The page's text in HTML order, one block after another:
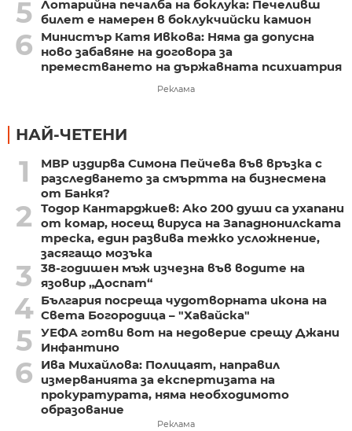
5 Лотарийна печалба на боклука: Печеливш
билет е намерен в боклукчийски камион
6
Министър Катя Ивкова: Няма да допусна
ново забавяне на договора за
преместването на държавната психиатрия
Реклама
НАЙ-ЧЕТЕНИ
1
МВР издирва Симона Пейчева във връзка с
разследването за смъртта на бизнесмена
от Банкя?
2
Тодор Кантарджиев: Ако 200 души са ухапани
от комар, носещ вируса на Западнонилската
треска, един развива тежко усложнение,
засягащо мозъка
3
38-годишен мъж изчезна във водите на
язовир „Доспат“
4 България посреща чудотворната икона на
Света Богородица – "Хавайска"
5 УЕФА готви вот на недоверие срещу Джани
Инфантино
6
Ива Михайлова: Полицаят, направил
измерванията за експертизата на
прокуратурата, няма необходимото
образование
Реклама